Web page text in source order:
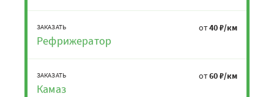
ЗАКАЗАТЬ
Рефрижератор
от40 ₽/км
ЗАКАЗАТЬ
Камаз
от60 ₽/км